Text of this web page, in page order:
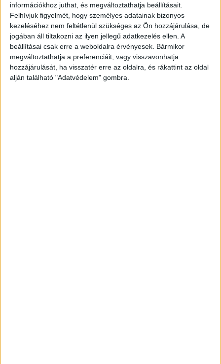
információkhoz juthat, és megváltoztathatja beállításait.
Felhívjuk figyelmét, hogy személyes adatainak bizonyos
kezeléséhez nem feltétlenül szükséges az Ön hozzájárulása, de
jogában áll tiltakozni az ilyen jellegű adatkezelés ellen. A
beállításai csak erre a weboldalra érvényesek. Bármikor
megváltoztathatja a preferenciáit, vagy visszavonhatja
hozzájárulását, ha visszatér erre az oldalra, és rákattint az oldal
alján található "Adatvédelem" gombra.